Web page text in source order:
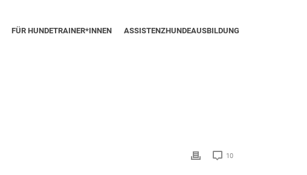
FÜR HUNDETRAINER*INNEN ASSISTENZHUNDEAUSBILDUNG
10